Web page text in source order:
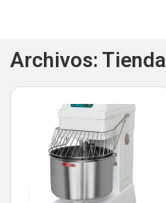
Archivos: Tienda